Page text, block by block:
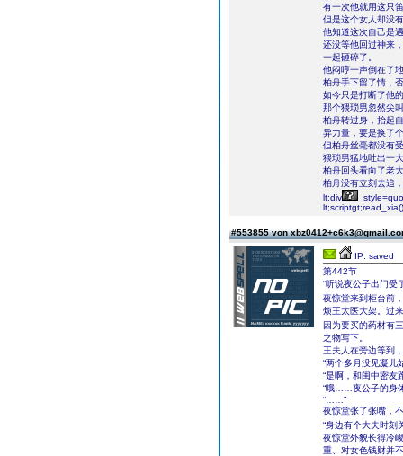
有一次他就用这只
但是这个女人却没
他知道这次自己是
还没等他回过神来
一起砸碎了。
他闷哼一声倒在了
柏舟手下留了情，
如今只是打断了他
那个猥琐男忽然尖
柏舟转过身，抬起
异力量，要是换了
但柏舟丝毫都没有
猥琐男猛地吐出一
柏舟回头看向了老
柏舟没有立刻去追
lt;div
#553855 von
IP: saved
第442节
“听说夜公子出门受
夜惊堂来到柜台前
烦王太医大架。过
因为要买的药材有
之物写下。
王夫人在旁边等到
“两个多月没见凝儿
“是啊，和闺中密友
“哦……夜公子的身
“……”
夜惊堂张了张嘴，
“身边有个大夫时刻
夜惊堂外貌长得冷
重、对女色钱财并